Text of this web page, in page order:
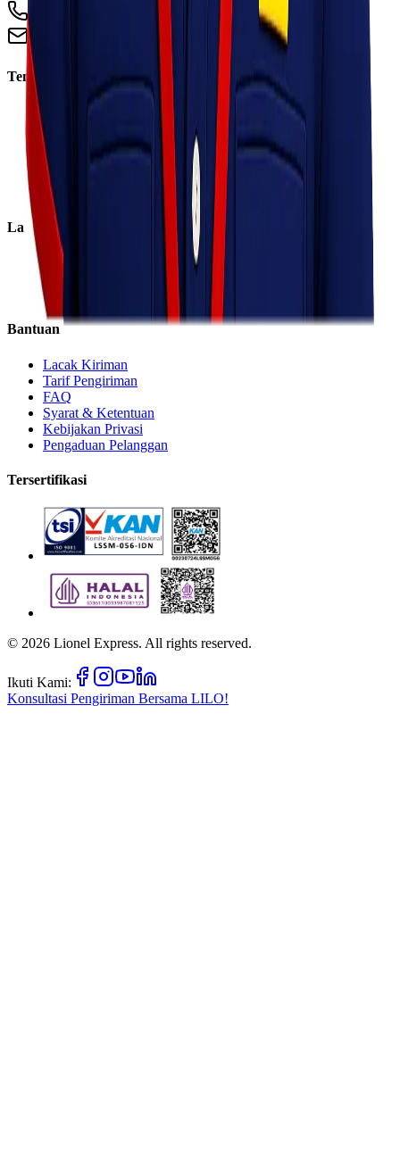
+62 813 8838 8182
info@lionelexpress.com
Tentang Kami
Visi & Misi
Sosial Perusahaan
Karir
Cabang
Informasi
Layanan
Regular
Eco
Bantuan
Lacak Kiriman
Tarif Pengiriman
FAQ
Syarat & Ketentuan
Kebijakan Privasi
Pengaduan Pelanggan
Tersertifikasi
© 2026 Lionel Express. All rights reserved.
Ikuti Kami:
Konsultasi Pengiriman Bersama LILO!